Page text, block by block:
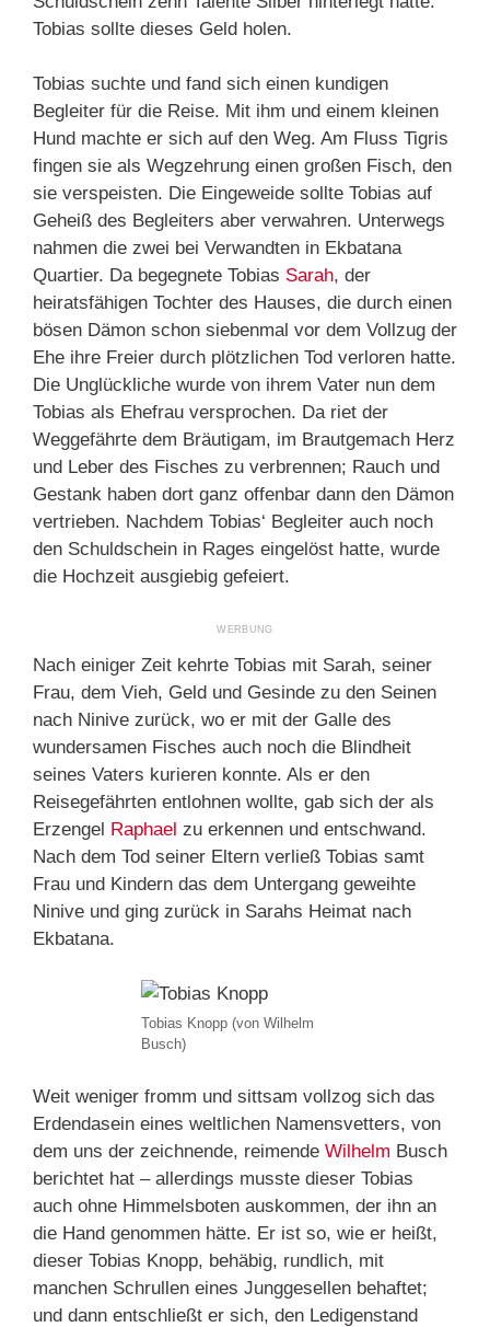
Tobias sollte dieses Geld holen.
Tobias suchte und fand sich einen kundigen
Begleiter für die Reise. Mit ihm und einem kleinen
Hund machte er sich auf den Weg. Am Fluss Tigris
fingen sie als Wegzehrung einen großen Fisch, den
sie verspeisten. Die Eingeweide sollte Tobias auf
Geheiß des Begleiters aber verwahren. Unterwegs
nahmen die zwei bei Verwandten in Ekbatana
Quartier. Da begegnete Tobias Sarah, der
heiratsfähigen Tochter des Hauses, die durch einen
bösen Dämon schon siebenmal vor dem Vollzug der
Ehe ihre Freier durch plötzlichen Tod verloren hatte.
Die Unglückliche wurde von ihrem Vater nun dem
Tobias als Ehefrau versprochen. Da riet der
Weggefährte dem Bräutigam, im Brautgemach Herz
und Leber des Fisches zu verbrennen; Rauch und
Gestank haben dort ganz offenbar dann den Dämon
vertrieben. Nachdem Tobias‘ Begleiter auch noch
den Schuldschein in Rages eingelöst hatte, wurde
die Hochzeit ausgiebig gefeiert.
Nach einiger Zeit kehrte Tobias mit Sarah, seiner
Frau, dem Vieh, Geld und Gesinde zu den Seinen
nach Ninive zurück, wo er mit der Galle des
wundersamen Fisches auch noch die Blindheit
seines Vaters kurieren konnte. Als er den
Reisegefährten entlohnen wollte, gab sich der als
Erzengel Raphael zu erkennen und entschwand.
Nach dem Tod seiner Eltern verließ Tobias samt
Frau und Kindern das dem Untergang geweihte
Ninive und ging zurück in Sarahs Heimat nach
Ekbatana.
Tobias Knopp (von Wilhelm
Busch)
Weit weniger fromm und sittsam vollzog sich das
Erdendasein eines weltlichen Namensvetters, von
dem uns der zeichnende, reimende Wilhelm Busch
berichtet hat – allerdings musste dieser Tobias
auch ohne Himmelsboten auskommen, der ihn an
die Hand genommen hätte. Er ist so, wie er heißt,
dieser Tobias Knopp, behäbig, rundlich, mit
manchen Schrullen eines Junggesellen behaftet;
und dann entschließt er sich, den Ledigenstand